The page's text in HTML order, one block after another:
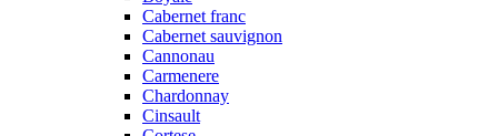
Cabernet franc
Cabernet sauvignon
Cannonau
Carmenere
Chardonnay
Cinsault